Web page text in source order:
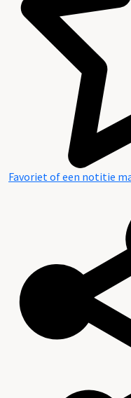
Favoriet of een notitie